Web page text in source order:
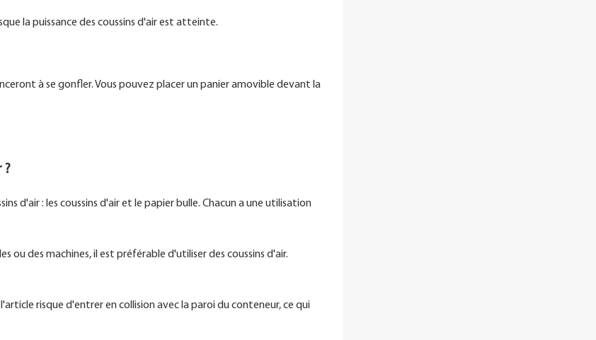
la puissance des coussins d'air est atteinte.
à se gonfler. Vous pouvez placer un panier amovible devant la
?
d'air : les coussins d'air et le papier bulle. Chacun a une utilisation
ou des machines, il est préférable d'utiliser des coussins d'air.
risque d'entrer en collision avec la paroi du conteneur, ce qui